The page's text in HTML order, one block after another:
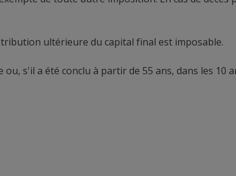
ultérieure du capital final est imposable.
s'il a été conclu à partir de 55 ans, dans les 10